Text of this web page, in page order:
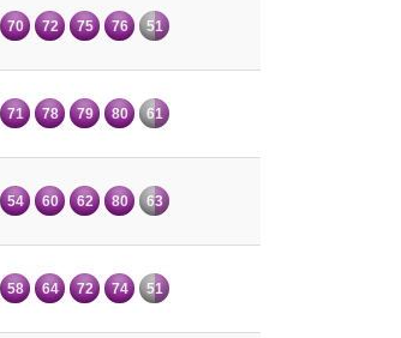
70 72 75 76 51
71 78 79 80 61
54 60 62 80 63
58 64 72 74 51